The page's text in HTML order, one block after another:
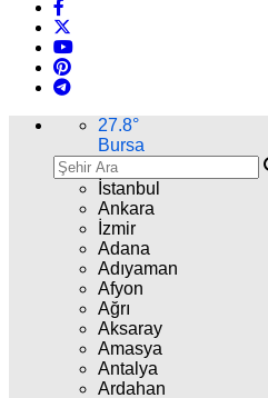
27.8°
Bursa
İstanbul
Ankara
İzmir
Adana
Adıyaman
Afyon
Ağrı
Aksaray
Amasya
Antalya
Ardahan